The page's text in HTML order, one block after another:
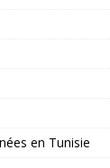
en Tunisie